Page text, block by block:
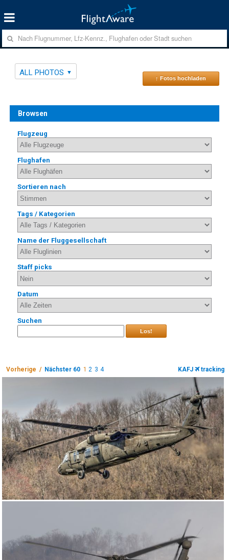
ALL PHOTOS
↑ Fotos hochladen
Browsen
Flugzeug
Flughafen
Sortieren nach
Tags / Kategorien
Name der Fluggesellschaft
Staff picks
Datum
Suchen
Los!
Vorherige / Nächster 60 1 2 3 4 KAFJ tracking